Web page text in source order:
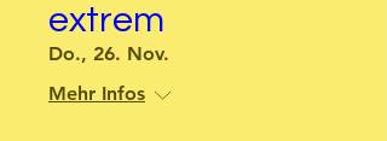
extrem
Do., 26. Nov.
Mehr Infos